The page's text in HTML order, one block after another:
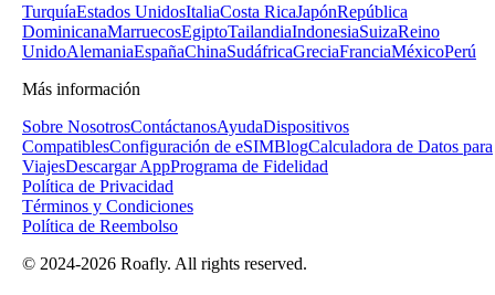
TurquíaEstados UnidosItaliaCosta RicaJapónRepública
DominicanaMarruecosEgiptoTailandiaIndonesiaSuizaReino
UnidoAlemaniaEspañaChinaSudáfricaGreciaFranciaMéxicoPerú
Más información
Sobre NosotrosContáctanosAyudaDispositivos
CompatiblesConfiguración de eSIMBlogCalculadora de Datos para
ViajesDescargar AppPrograma de Fidelidad
Política de Privacidad
Términos y Condiciones
Política de Reembolso
© 2024-2026 Roafly. All rights reserved.